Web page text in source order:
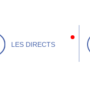
LES DIRECTS